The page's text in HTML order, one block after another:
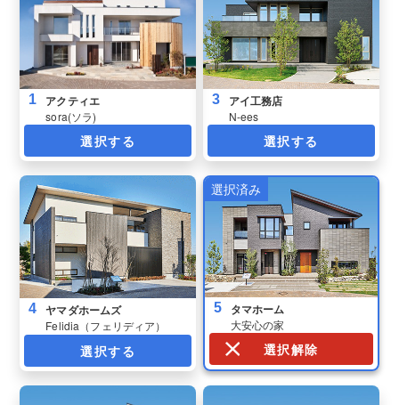
1 アクティエ
sora(ソラ)
選択する
3 アイ工務店
N-ees
選択する
4 ヤマダホームズ
Felidia（フェリディア）
選択する
5 タマホーム
大安心の家
選択解除